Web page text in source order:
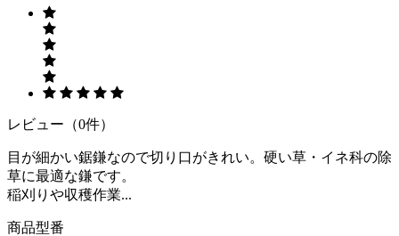
レビュー（0件）
目が細かい鋸鎌なので切り口がきれい。硬い草・イネ科の除
草に最適な鎌です。
稲刈りや収穫作業...
商品型番